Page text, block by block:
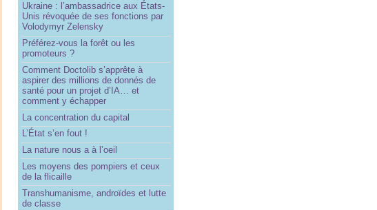
Ukraine : l’ambassadrice aux États-
Unis révoquée de ses fonctions par
Volodymyr Zelensky
Préférez-vous la forêt ou les
promoteurs ?
Comment Doctolib s’apprête à
aspirer des millions de donnés de
santé pour un projet d’IA… et
comment y échapper
La concentration du capital
L’État s’en fout !
La nature nous a à l’oeil
Les moyens des pompiers et ceux
de la flicaille
Transhumanisme, androïdes et lutte
de classe